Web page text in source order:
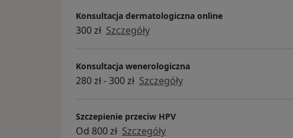
Konsultacja dermatologiczna online
300 zł Szczegóły
Konsultacja wenerologiczna
280 zł - 300 zł Szczegóły
Szczepienie przeciw HPV
Od 800 zł Szczegóły